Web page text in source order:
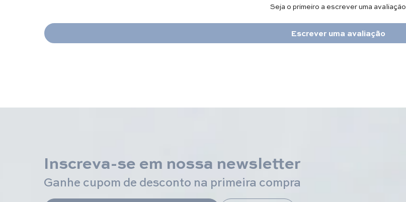
Seja o primeiro a escrever uma avaliação
Escrever uma avaliação
Inscreva-se em nossa newsletter
Ganhe cupom de desconto na primeira compra